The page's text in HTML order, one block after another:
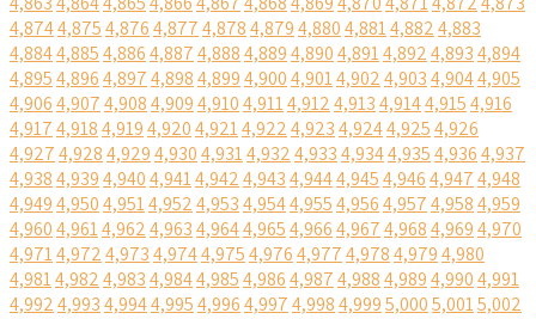
4,8744,8754,8764,8774,8784,8794,8804,8814,8824,883
4,8844,8854,8864,8874,8884,8894,8904,8914,8924,8934,894
4,8954,8964,8974,8984,8994,9004,9014,9024,9034,9044,905
4,9064,9074,9084,9094,9104,9114,9124,9134,9144,9154,916
4,9174,9184,9194,9204,9214,9224,9234,9244,9254,926
4,9274,9284,9294,9304,9314,9324,9334,9344,9354,9364,937
4,9384,9394,9404,9414,9424,9434,9444,9454,9464,9474,948
4,9494,9504,9514,9524,9534,9544,9554,9564,9574,9584,959
4,9604,9614,9624,9634,9644,9654,9664,9674,9684,9694,970
4,9714,9724,9734,9744,9754,9764,9774,9784,9794,980
4,9814,9824,9834,9844,9854,9864,9874,9884,9894,9904,991
4,9924,9934,9944,9954,9964,9974,9984,9995,0005,0015,002